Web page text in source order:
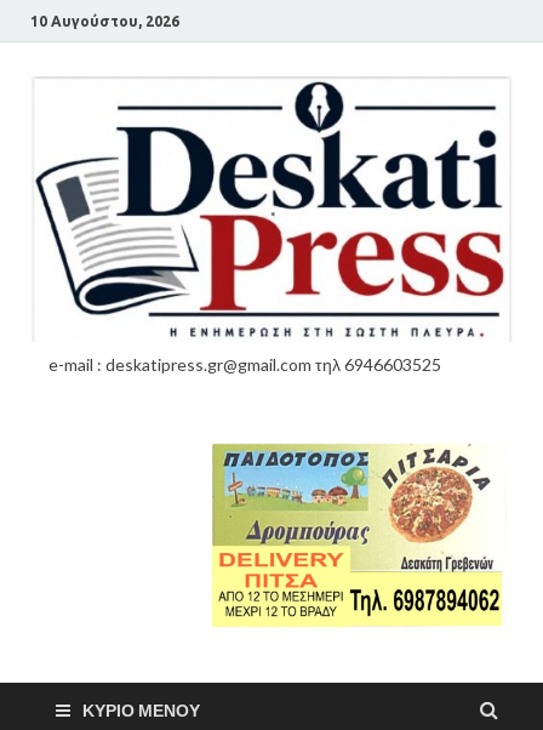
10 Αυγούστου, 2026
e-mail : deskatipress.gr@gmail.com τηλ 6946603525
ΚΎΡΙΟ ΜΕΝΟΎ